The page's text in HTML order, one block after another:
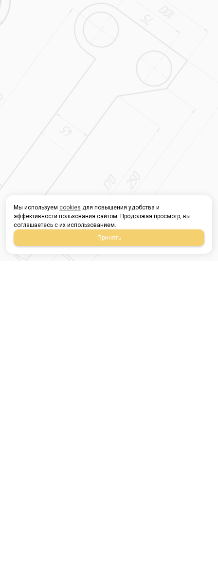
Мы используем cookies для повышения удобства и
эффективности пользования сайтом. Продолжая просмотр, вы
соглашаетесь с их использованием.
Принять